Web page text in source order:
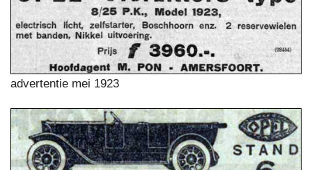
advertentie mei 1923